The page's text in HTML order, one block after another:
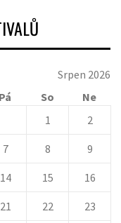
Srpen 2026
Pá So
Ne
1
2
7 8 9
14 15 16
21 22 23